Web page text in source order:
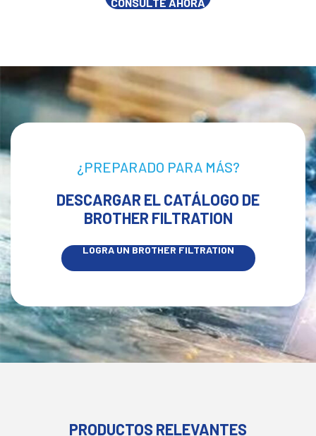
¿PREPARADO PARA MÁS?
DESCARGAR EL CATÁLOGO DE
BROTHER FILTRATION
LOGRA UN BROTHER FILTRATION
PRODUCTOS RELEVANTES